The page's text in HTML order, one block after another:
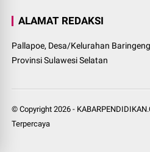
ALAMAT REDAKSI
Pallapoe, Desa/Kelurahan
Provinsi Sulawesi Selatan
© Copyright2026 -
Terpercaya